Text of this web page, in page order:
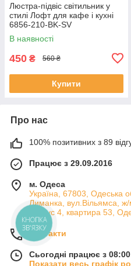
Люстра-підвіс світильник у
стилі Лофт для кафе і кухні
6856-210-BK-SV
В наявності
450 ₴ 560 ₴
Купити
Про нас
100% позитивних з 89
Працює з 29.09.2016
м. Одеса
Україна, 67803, Одеська
Лиманка, вул.Вільямса,
корпус 4, квартира 53,
Контакти
Сьогодні працює з
Показати весь графік
КНОПКА
ЗВ'ЯЗКУ